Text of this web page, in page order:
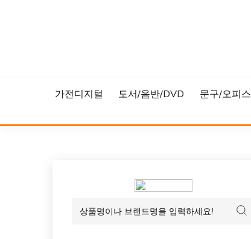
가전디지털 도서/음반/DVD 문구/오피스